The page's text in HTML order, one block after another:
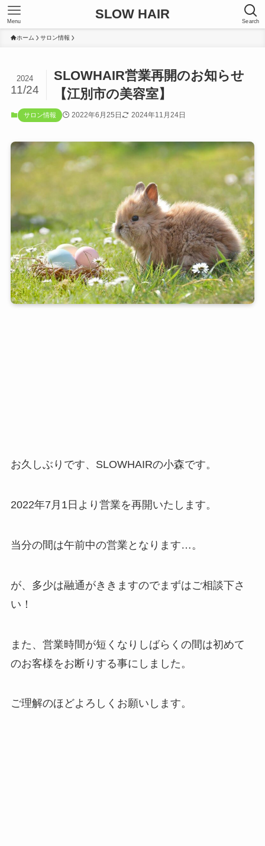
SLOW HAIR Search
Menu
ホーム サロン情報
SLOWHAIR営業再開のお知らせ
【江別市の美容室】
2024
11/24
サロン情報 2022年6月25日 2024年11月24日
お久しぶりです、SLOWHAIRの小森です。
2022年7月1日より営業を再開いたします。
当分の間は午前中の営業となります…。
が、多少は融通がききますのでまずはご相談下さ
い！
また、営業時間が短くなりしばらくの間は初めて
のお客様をお断りする事にしました。
ご理解のほどよろしくお願いします。